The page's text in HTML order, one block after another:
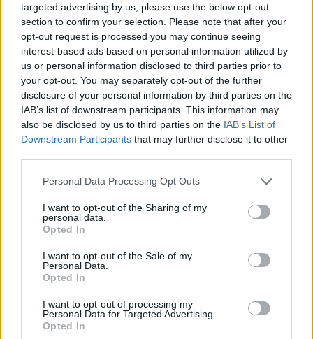
targeted advertising by us, please use the below opt-out
section to confirm your selection. Please note that after your
opt-out request is processed you may continue seeing
interest-based ads based on personal information utilized by
us or personal information disclosed to third parties prior to
your opt-out. You may separately opt-out of the further
disclosure of your personal information by third parties on the
IAB’s list of downstream participants. This information may
also be disclosed by us to third parties on the IAB’s List of
Downstream Participants that may further disclose it to other
Please note that this website/app uses one or more Google
not limited to your visit or usage behaviour. You may click to
grant or deny consent to Google and its third-party tags to
use your data for below specified purposes in below Google
consent section.
Personal Data Processing Opt Outs
I want to opt-out of the Sharing of my
personal data.
Opted In
I want to opt-out of the Sale of my
Personal Data.
Opted In
I want to opt-out of processing my
Personal Data for Targeted Advertising.
Opted In
Meccs Center
Paris Saint-Germain
Manchester United
Felkészülési szezon 4. mérkőzés
Nya Ullevi, Göteborg
2026-08-08 17:00